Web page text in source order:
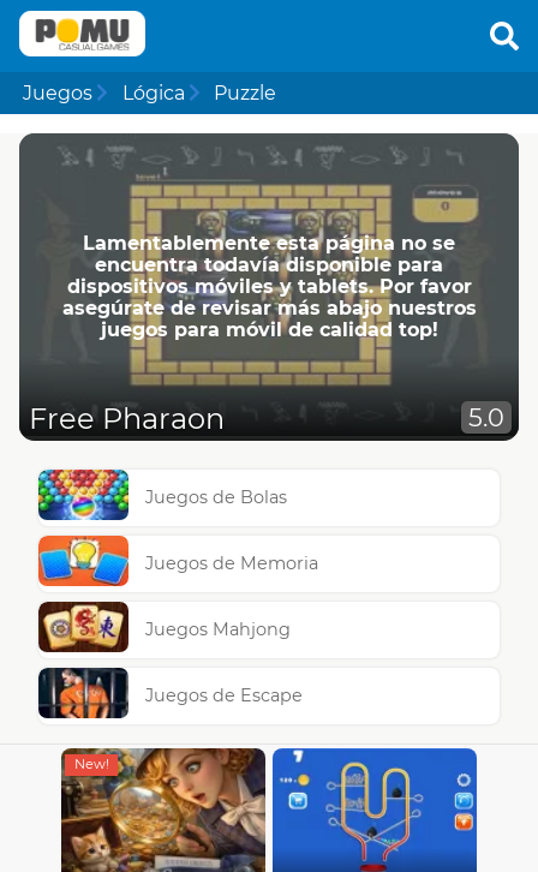
Juegos Lógica Puzzle
Lamentablemente esta página no se
encuentra todavía disponible para
dispositivos móviles y tablets. Por favor
asegúrate de revisar más abajo nuestros
juegos para móvil de calidad top!
Free Pharaon 5.0
Juegos de Bolas
Juegos de Memoria
Juegos Mahjong
Juegos de Escape